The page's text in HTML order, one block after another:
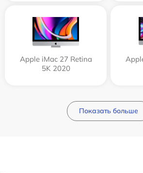
Apple iMac 27 Retina
5K 2020
Показать больше